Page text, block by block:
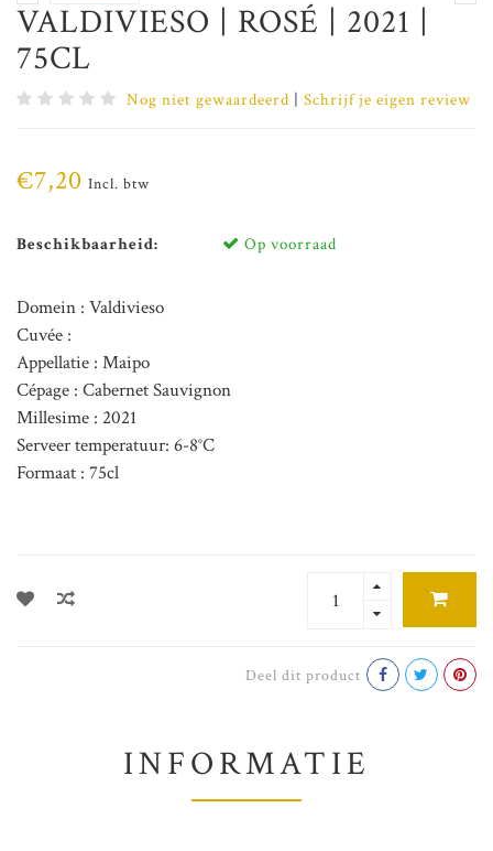
VALDIVIESO | ROSÉ | 2021 |
75CL
Nog niet gewaardeerd | Schrijf je eigen review
€7,20 Incl. btw
Beschikbaarheid: Op voorraad
Domein : Valdivieso
Cuvée :
Appellatie : Maipo
Cépage : Cabernet Sauvignon
Millesime : 2021
Serveer temperatuur: 6-8°C
Formaat : 75cl
Deel dit product
INFORMATIE